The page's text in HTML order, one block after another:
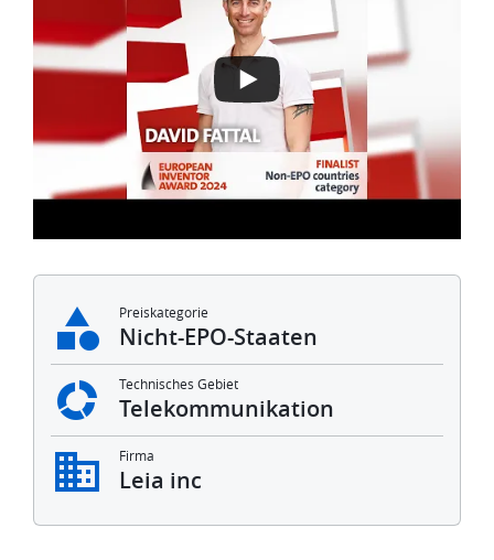
Preiskategorie
Nicht-EPO-Staaten
Technisches Gebiet
Telekommunikation
Firma
​​Leia inc​